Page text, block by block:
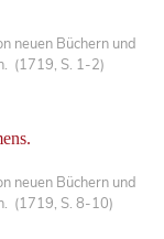
neuen Büchern und
(1719, S. 1-2)
neuen Büchern und
(1719, S. 8-10)